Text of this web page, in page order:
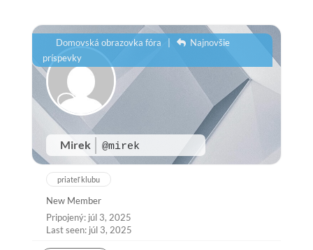
Mirek @mirek
Domovská obrazovka fóra |
Najnovšie
príspevky
priateľ klubu
New Member
Pripojený: júl 3, 2025
Last seen: júl 3, 2025